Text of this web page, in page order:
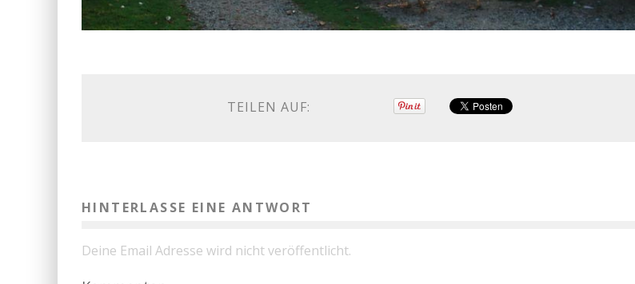
TEILEN AUF:
HINTERLASSE EINE ANTWORT
Deine Email Adresse wird nicht veröffentlicht.